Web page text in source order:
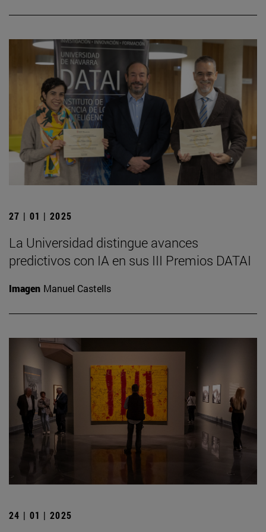
27 | 01 | 2025
La Universidad distingue avances
predictivos con IA en sus III Premios DATAI
Imagen Manuel Castells
24 | 01 | 2025